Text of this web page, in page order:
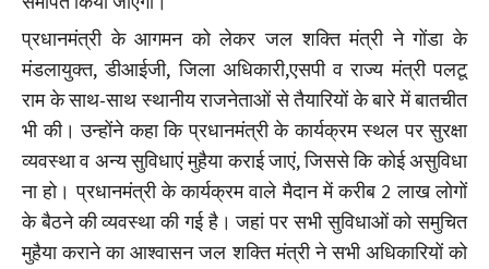
प्रधानमंत्री के आगमन को लेकर जल शक्ति मंत्री ने गोंडा के
मंडलायुक्त, डीआईजी, जिला अधिकारी,एसपी व राज्य मंत्री पलटू
राम के साथ-साथ स्थानीय राजनेताओं से तैयारियों के बारे में बातचीत
भी की। उन्होंने कहा कि प्रधानमंत्री के कार्यक्रम स्थल पर सुरक्षा
व्यवस्था व अन्य सुविधाएं मुहैया कराई जाएं, जिससे कि कोई असुविधा
ना हो। प्रधानमंत्री के कार्यक्रम वाले मैदान में करीब 2 लाख लोगों
के बैठने की व्यवस्था की गई है। जहां पर सभी सुविधाओं को समुचित
मुहैया कराने का आश्वासन जल शक्ति मंत्री ने सभी अधिकारियों को